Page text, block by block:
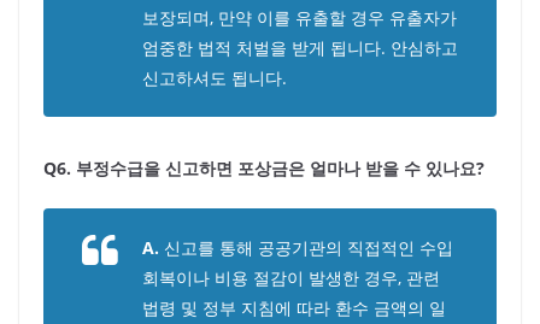
보장되며, 만약 이를 유출할 경우 유출자가
엄중한 법적 처벌을 받게 됩니다. 안심하고
신고하셔도 됩니다.
Q6. 부정수급을 신고하면 포상금은 얼마나 받을 수 있나요?
A. 신고를 통해 공공기관의 직접적인 수입
회복이나 비용 절감이 발생한 경우, 관련
법령 및 정부 지침에 따라 환수 금액의 일